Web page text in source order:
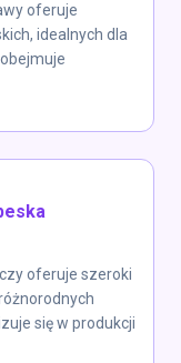
oferuje
idealnych dla
oferuje szeroki
się w produkcji